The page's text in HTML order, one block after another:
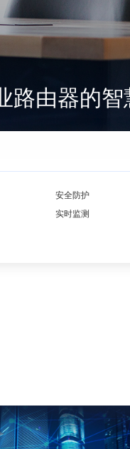
路由器的
安全防护
实时监测